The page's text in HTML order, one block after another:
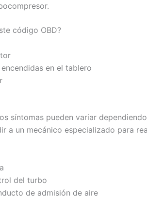
código OBD?
en el tablero
síntomas pueden variar
a un mecánico especializado para
del turbo
de admisión de aire